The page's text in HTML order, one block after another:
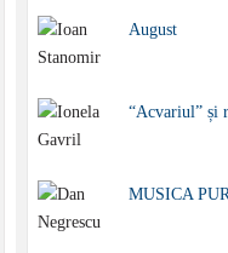
August
“Acvariul” și
MUSICA